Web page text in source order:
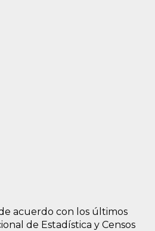
acuerdo con los últimos
de Estadística y Censos